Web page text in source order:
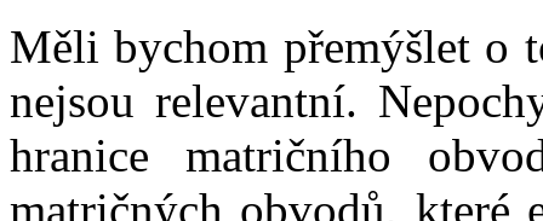
Měli bychom přemýšlet o
nejsou relevantní.
hranice matričního
matričných obvodů, které